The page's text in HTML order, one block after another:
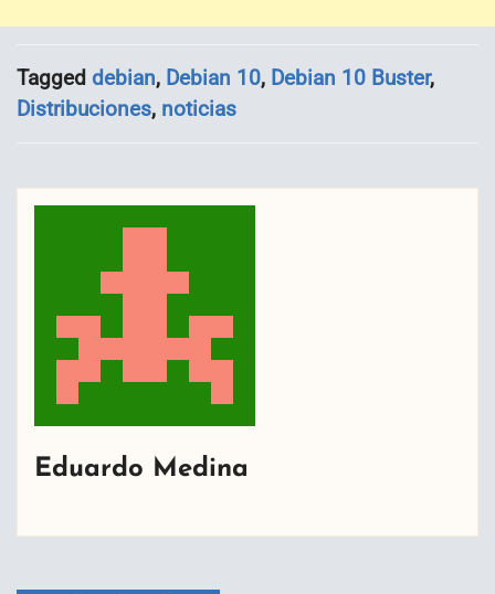
Tagged debian, Debian 10, Debian 10 Buster,
Distribuciones, noticias
Eduardo Medina